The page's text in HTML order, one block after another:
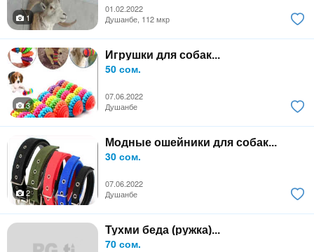
01.02.2022
1
Душанбе, 112 мкр
Игрушки для собак...
50 сом.
07.06.2022
3
Душанбе
Модные ошейники для собак...
30 сом.
07.06.2022
2
Душанбе
Тухми беда (ружка)...
70 сом.